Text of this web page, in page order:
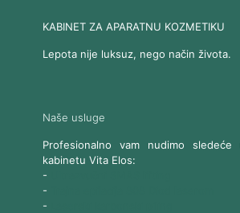
KABINET ZA APARATNU KOZMETIKU
Lepota nije luksuz, nego način života.
Naše usluge
Profesionalno vam nudimo
kabinetu Vita Elos:
-
-
-